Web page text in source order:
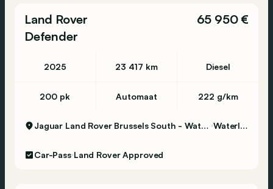
Land Rover
Defender
65 950 €
2025 23 417 km Diesel
200 pk Automaat 222 g/km
Jaguar Land Rover Brussels South - Waterloo Waterloo
Car-Pass Land Rover Approved